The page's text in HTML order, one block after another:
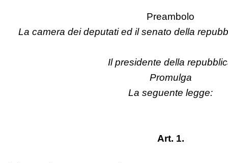
Preambolo
La camera dei deputati ed il senato della
Il presidente della
Promulga
La seguente legge:
Art. 1.